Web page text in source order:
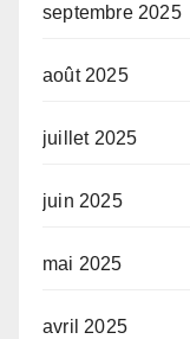
septembre 2025
août 2025
juillet 2025
juin 2025
mai 2025
avril 2025